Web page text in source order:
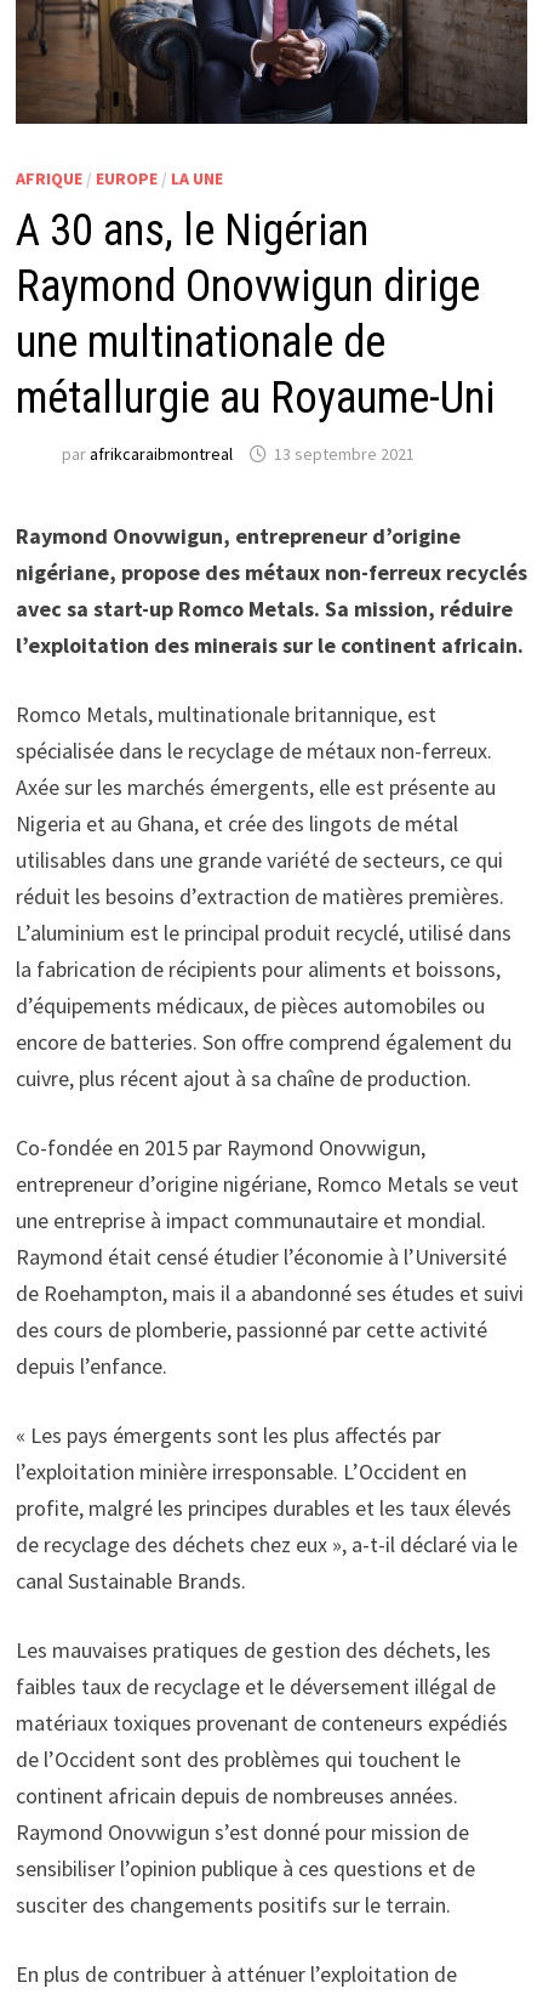
AFRIQUE/ EUROPE/ LA UNE
A 30 ans, le Nigérian
Raymond Onovwigun dirige
une multinationale de
métallurgie au Royaume-Uni
parafrikcaraibmontreal 13 septembre 2021
Raymond Onovwigun, entrepreneur d’origine
nigériane, propose des métaux non-ferreux recyclés
avec sa start-up Romco Metals. Sa mission, réduire
l’exploitation des minerais sur le continent africain.
Romco Metals, multinationale britannique, est
spécialisée dans le recyclage de métaux non-ferreux.
Axée sur les marchés émergents, elle est présente au
Nigeria et au Ghana, et crée des lingots de métal
utilisables dans une grande variété de secteurs, ce qui
réduit les besoins d’extraction de matières premières.
L’aluminium est le principal produit recyclé, utilisé dans
la fabrication de récipients pour aliments et boissons,
d’équipements médicaux, de pièces automobiles ou
encore de batteries. Son offre comprend également du
cuivre, plus récent ajout à sa chaîne de production.
Co-fondée en 2015 par Raymond Onovwigun,
entrepreneur d’origine nigériane, Romco Metals se veut
une entreprise à impact communautaire et mondial.
Raymond était censé étudier l’économie à l’Université
de Roehampton, mais il a abandonné ses études et suivi
des cours de plomberie, passionné par cette activité
depuis l’enfance.
« Les pays émergents sont les plus affectés par
l’exploitation minière irresponsable. L’Occident en
profite, malgré les principes durables et les taux élevés
de recyclage des déchets chez eux », a-t-il déclaré via le
canal Sustainable Brands.
Les mauvaises pratiques de gestion des déchets, les
faibles taux de recyclage et le déversement illégal de
matériaux toxiques provenant de conteneurs expédiés
de l’Occident sont des problèmes qui touchent le
continent africain depuis de nombreuses années.
Raymond Onovwigun s’est donné pour mission de
sensibiliser l’opinion publique à ces questions et de
susciter des changements positifs sur le terrain.
En plus de contribuer à atténuer l’exploitation de